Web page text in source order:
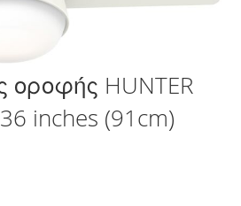
HUNTER
inches (91cm)